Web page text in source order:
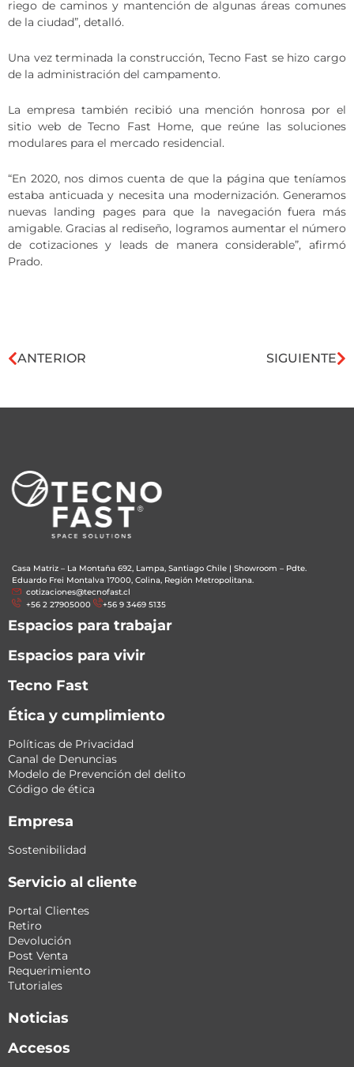
riego de caminos y mantención de algunas áreas comunes
de la ciudad”, detalló.
Una vez terminada la construcción, Tecno Fast se hizo cargo
de la administración del campamento.
La empresa también recibió una mención honrosa por el
sitio web de Tecno Fast Home, que reúne las soluciones
modulares para el mercado residencial.
“En 2020, nos dimos cuenta de que la página que teníamos
estaba anticuada y necesita una modernización. Generamos
nuevas landing pages para que la navegación fuera más
amigable. Gracias al rediseño, logramos aumentar el número
de cotizaciones y leads de manera considerable”, afirmó
Prado.
ANTERIOR SIGUIENTE
Casa Matriz – La Montaña 692, Lampa, Santiago Chile | Showroom – Pdte.
Eduardo Frei Montalva 17000, Colina, Región Metropolitana.
cotizaciones@tecnofast.cl
+56 2 27905000
+56 9 3469 5135
Espacios para trabajar
Espacios para vivir
Tecno Fast
Ética y cumplimiento
Políticas de Privacidad
Canal de Denuncias
Modelo de Prevención del delito
Código de ética
Empresa
Sostenibilidad
Servicio al cliente
Portal Clientes
Retiro
Devolución
Post Venta
Requerimiento
Tutoriales
Noticias
Accesos